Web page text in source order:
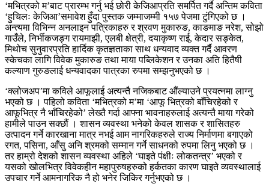
‘मभित्रको म’बाट प्रारम्भ गर्नु भई छोरी केजिआप्रति समर्पित गर्दै अन्तिम कविता
‘हुचिलः केजिआ’समावेश हुँदा पुस्तक जम्माजम्मी १५७ पेजमा टुंगिएको छ ।
अन्त्यमा विभिन्न अनलाइन पत्रिकाहरु र श्रवण मुकारुङ, काङमाङ नरेश, सोझो
गाउँले, निर्भीकजङ्ग रायमाझी, एलबी क्षेत्री, दयाकृष्ण राई, केदार सङ्केत,
मिथोच सुनुवारप्रति हार्दिक कृतज्ञताका साथ धन्यवाद व्यक्त गर्दै आवरण
स्केचका लागि विवेक मुकारुङ तथा माया पब्लिकेशन र उनका अति हितैषी
कल्याण गुरुङलाई धन्यवादका पात्रका रुपमा सम्झनुभएको छ ।
‘क्लोजअप’मा कविले आफूलाई अत्यन्तै नजिकबाट औंल्याउने प्रयत्नमा लाग्नु
भएको छ । पहिलो कविता ‘मभित्रको म’मा ‘आफू भित्रको बाँचिरहेको र
आफूभित्र नै भाँचिरहेको’ लेख्तै गर्दा आफ्ना भावनाहरुलाई अत्यन्तै माया गरेको
हामीले पाउन सक्छौं । शासन व्यवस्था भनेको केवल शासक र शासितहरु
उत्पादन गर्ने कारखाना मात्र नभई आम नागरिकहरुले राज्य निर्माणमा बगाएको
रगत, पसिना, आँसु अनि श्रमको सम्मान गर्ने साधनको रुपमा लिनु भएको छ ।
तर हाम्रो देशको शासन व्यवस्था अहिले ‘घाइते पंक्षीः लोकतन्त्र’ भएको र
यसको खोलभित्र विवेकहीन महापुरुषहरुको हर्कतका कारण घाइते व्यवस्थालाई
उपचार गर्ने आमनागरिक नै हो भनेर जिकिर गर्नुभएको छ ।